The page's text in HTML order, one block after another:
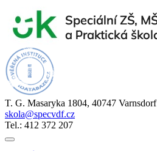
T. G. Masaryka 1804, 40747 Varnsdorf
skola@specvdf.cz
Tel.: 412 372 207